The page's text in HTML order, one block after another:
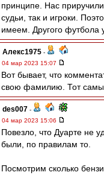
принципе. Нас
судьи, так и игроки.
имеем. Другого футбола
Алекс1975 -
04 мар 2023 15:07
Вот бывает, что
свою фамилию. Тот
des007 -
04 мар 2023 15:06
Повезло, что Дуарте не
были, по правилам то.
Посмотрим сколько